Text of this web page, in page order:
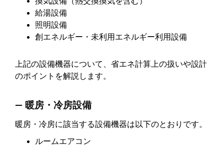
給湯設備
照明設備
創エネルギー・未利用エネルギー利用設備
上記の設備機器について、省エネ計算上の扱いや設計
のポイントを解説します。
― 暖房・冷房設備
暖房・冷房に該当する設備機器は以下のとおりです。
ルームエアコン